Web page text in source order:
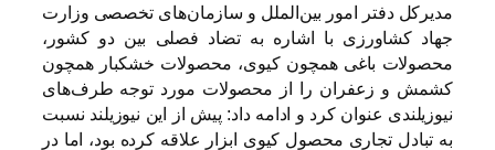
مدیرکل دفتر امور بین‌الملل و سازمان‌های تخصصی وزارت
جهاد کشاورزی با اشاره به تضاد فصلی بین دو کشور،
محصولات باغی همچون کیوی، محصولات خشکبار همچون
کشمش و زعفران را از محصولات مورد توجه طرف‌های
نیوزیلندی عنوان کرد و ادامه داد: پیش از این نیوزیلند نسبت
به تبادل تجاری محصول کیوی ابزار علاقه کرده بود، اما در